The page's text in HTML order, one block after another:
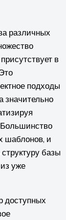
различных
в
подходы
значительно
шаблонов, и
базы
уже
доступных